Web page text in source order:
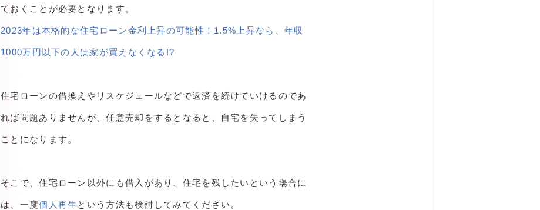
ておくことが必要となります。
2023年は本格的な住宅ローン金利上昇の可能性！1.5%上昇なら、年収
1000万円以下の人は家が買えなくなる!?
住宅ローンの借換えやリスケジュールなどで返済を続けていけるのであ
れば問題ありませんが、任意売却をするとなると、自宅を失ってしまう
ことになります。
そこで、住宅ローン以外にも借入があり、住宅を残したいという場合に
は、一度個人再生 という方法も検討してみてください。